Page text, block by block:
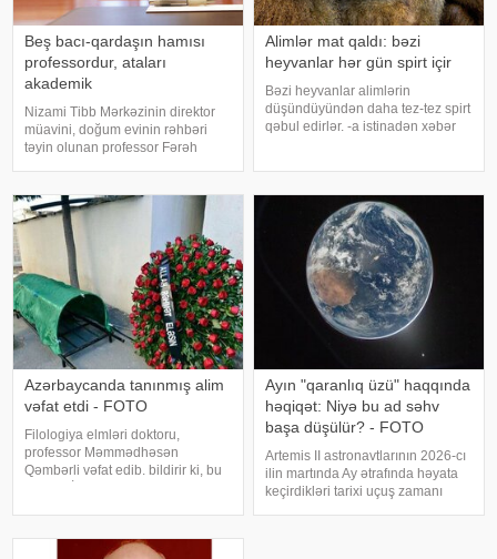
Beş bacı-qardaşın hamısı
professordur, ataları
akademik
Nizami Tibb Mərkəzinin direktor
müavini, doğum evinin rəhbəri
təyin olunan professor Fərəh
istinadən xəbər verir ki, o,
akademik Afad Qurbanovun
Alimlər mat qaldı: bəzi
heyvanlar hər gün spirt içir
Bəzi heyvanlar alimlərin
düşündüyündən daha tez-tez spirt
qəbul edirlər. -a istinadən xəbər
Universitetinin britaniyalı alimlər
Azərbaycanda tanınmış alim
vəfat etdi - FOTO
Filologiya elmləri doktoru,
professor Məmmədhəsən
Qəmbərli vəfat edib. bildirir ki, bu
uzun sürən xəstəlikdən sonra 89
Ayın "qaranlıq üzü" haqqında
həqiqət: Niyə bu ad səhv
başa düşülür? - FOTO
Artemis II astronavtlarının 2026-cı
ilin martında Ay ətrafında həyata
keçirdikləri tarixi uçuş zamanı